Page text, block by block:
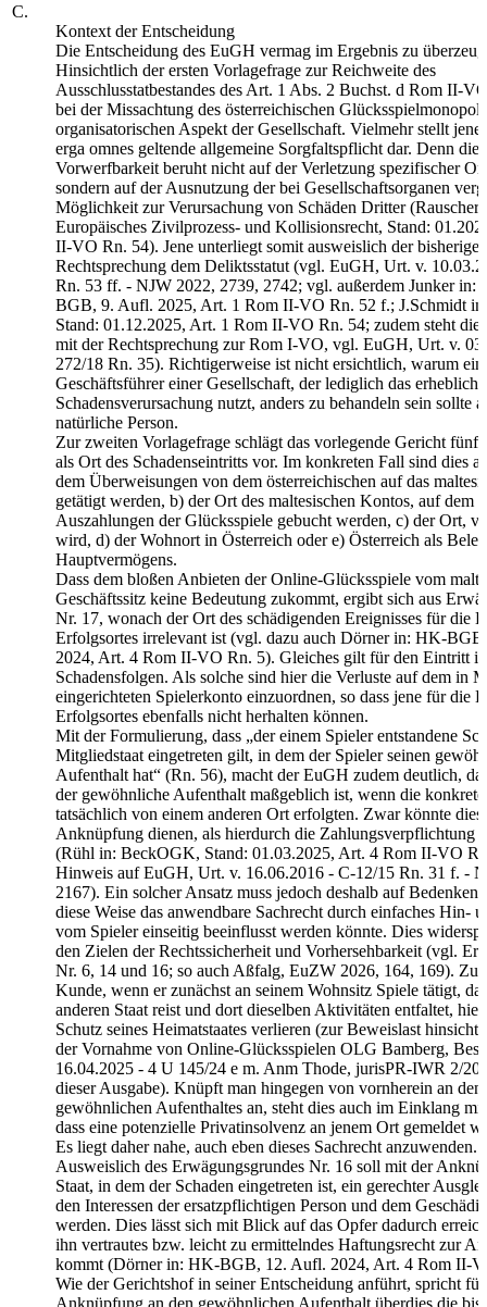
C.
Kontext der Entscheidung
Die Entscheidung des EuGH vermag im Ergebnis zu
Hinsichtlich der ersten Vorlagefrage zur Reichweite des
Ausschlusstatbestandes des Art. 1 Abs. 2 Buchst. d Rom II-
bei der Missachtung des österreichischen
organisatorischen Aspekt der Gesellschaft. Vielmehr stellt jene
erga omnes geltende allgemeine Sorgfaltspflicht dar. Denn die
Vorwerfbarkeit beruht nicht auf der Verletzung spezifischer
sondern auf der Ausnutzung der bei Gesellschaftsorganen
Möglichkeit zur Verursachung von Schäden Dritter (Rauscher/
Europäisches Zivilprozess- und Kollisionsrecht, Stand:
II-VO Rn. 54). Jene unterliegt somit ausweislich der bisherigen
Rechtsprechung dem Deliktsstatut (vgl. EuGH, Urt. v.
Rn. 53 ff. - NJW 2022, 2739, 2742; vgl. außerdem Junker in:
BGB, 9. Aufl. 2025, Art. 1 Rom II-VO Rn. 52 f.; J.Schmidt
Stand: 01.12.2025, Art. 1 Rom II-VO Rn. 54; zudem steht
mit der Rechtsprechung zur Rom I-VO, vgl. EuGH, Urt. v.
272/18 Rn. 35). Richtigerweise ist nicht ersichtlich, warum ein
Geschäftsführer einer Gesellschaft, der lediglich das
Schadensverursachung nutzt, anders zu behandeln sein sollte
natürliche Person.
Zur zweiten Vorlagefrage schlägt das vorlegende Gericht fünf
als Ort des Schadenseintritts vor. Im konkreten Fall sind dies
dem Überweisungen von dem österreichischen auf das
getätigt werden, b) der Ort des maltesischen Kontos, auf dem
Auszahlungen der Glücksspiele gebucht werden, c) der Ort,
wird, d) der Wohnort in Österreich oder e) Österreich als
Hauptvermögens.
Dass dem bloßen Anbieten der Online-Glücksspiele vom
Geschäftssitz keine Bedeutung zukommt, ergibt sich aus
Nr. 17, wonach der Ort des schädigenden Ereignisses für die
Erfolgsortes irrelevant ist (vgl. dazu auch Dörner in: HK-
2024, Art. 4 Rom II-VO Rn. 5). Gleiches gilt für den Eintritt
Schadensfolgen. Als solche sind hier die Verluste auf dem in
eingerichteten Spielerkonto einzuordnen, so dass jene für die
Erfolgsortes ebenfalls nicht herhalten können.
Mit der Formulierung, dass „der einem Spieler entstandene
Mitgliedstaat eingetreten gilt, in dem der Spieler seinen
Aufenthalt hat“ (Rn. 56), macht der EuGH zudem deutlich,
der gewöhnliche Aufenthalt maßgeblich ist, wenn die
tatsächlich von einem anderen Ort erfolgten. Zwar könnte
Anknüpfung dienen, als hierdurch die Zahlungsverpflichtung
(Rühl in: BeckOGK, Stand: 01.03.2025, Art. 4 Rom II-VO
Hinweis auf EuGH, Urt. v. 16.06.2016 - C-12/15 Rn. 31 f. -
2167). Ein solcher Ansatz muss jedoch deshalb auf Bedenken
diese Weise das anwendbare Sachrecht durch einfaches Hin-
vom Spieler einseitig beeinflusst werden könnte. Dies
den Zielen der Rechtssicherheit und Vorhersehbarkeit (vgl.
Nr. 6, 14 und 16; so auch Aßfalg, EuZW 2026, 164, 169).
Kunde, wenn er zunächst an seinem Wohnsitz Spiele tätigt,
anderen Staat reist und dort dieselben Aktivitäten entfaltet,
Schutz seines Heimatstaates verlieren (zur Beweislast
der Vornahme von Online-Glücksspielen OLG Bamberg,
16.04.2025 - 4 U 145/24 e m. Anm Thode, jurisPR-IWR 2/
dieser Ausgabe). Knüpft man hingegen von vornherein an den
gewöhnlichen Aufenthaltes an, steht dies auch im Einklang
dass eine potenzielle Privatinsolvenz an jenem Ort gemeldet
Es liegt daher nahe, auch eben dieses Sachrecht anzuwenden.
Ausweislich des Erwägungsgrundes Nr. 16 soll mit der
Staat, in dem der Schaden eingetreten ist, ein gerechter
den Interessen der ersatzpflichtigen Person und dem
werden. Dies lässt sich mit Blick auf das Opfer dadurch
ihn vertrautes bzw. leicht zu ermittelndes Haftungsrecht zur
kommt (Dörner in: HK-BGB, 12. Aufl. 2024, Art. 4 Rom II-
Wie der Gerichtshof in seiner Entscheidung anführt, spricht
Anknüpfung an den gewöhnlichen Aufenthalt überdies die